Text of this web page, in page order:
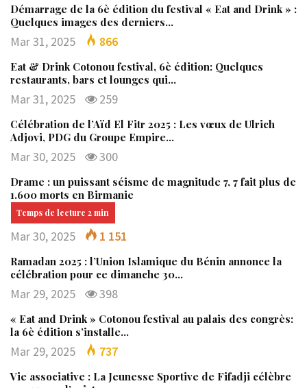
Démarrage de la 6è édition du festival « Eat and Drink » :
Quelques images des derniers…
Mar 31, 2025 866
Eat & Drink Cotonou festival, 6è édition: Quelques
restaurants, bars et lounges qui…
Mar 31, 2025 259
Célébration de l’Aïd El Fitr 2025 : Les vœux de Ulrich
Adjovi, PDG du Groupe Empire…
Mar 30, 2025 300
Drame : un puissant séisme de magnitude 7, 7 fait plus de
1.600 morts en Birmanie
Mar 30, 2025 1 151
Ramadan 2025 : l’Union Islamique du Bénin annonce la
célébration pour ce dimanche 30…
Mar 29, 2025 398
« Eat and Drink » Cotonou festival au palais des congrès:
la 6è édition s’installe…
Mar 29, 2025 737
Vie associative : La Jeunesse Sportive de Fifadji célèbre